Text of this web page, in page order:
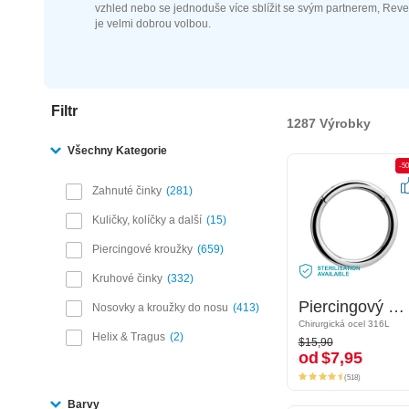
vzhled nebo se jednoduše více sblížit se svým partnerem,
je velmi dobrou volbou.
Filtr
Všechny Kategorie
Zahnuté činky 281
Kuličky, kolíčky a další 15
Piercingové kroužky 659
Kruhové činky 332
Nosovky a kroužky do nosu 413
Helix & Tragus 2
Barvy
1287 Výrobky
-50%
Piercingový clicker (chirurgická ocel, stříbrná, lesklý povrch)
Chirurgická ocel 316L
$15,90
od$7,95
-
Piercingový clicker (chirurgická ocel, stříbrná, lesklý povrch)
Chirurgická ocel 316L
$15,90
od $7,95
(518)